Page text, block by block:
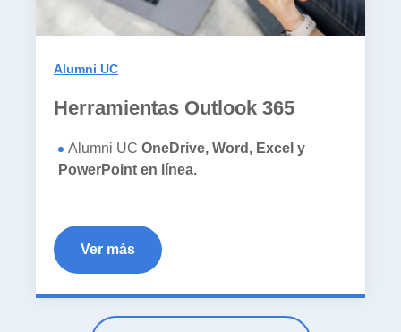
Alumni UC
Herramientas Outlook 365
Alumni UC OneDrive, Word, Excel y
PowerPoint en línea.
Ver más